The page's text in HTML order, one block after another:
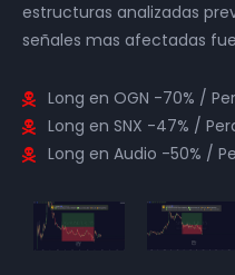
estructuras analizadas
señales mas afectadas
Long en OGN -70% /
Long en SNX -47% /
Long en Audio -50% /